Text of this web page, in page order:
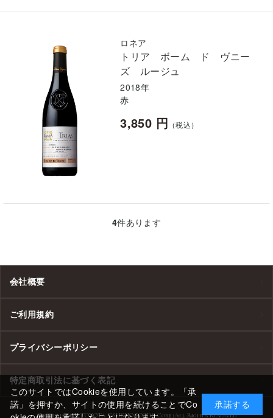
ロネア
トリア ボーム ド ヴニー
ズ ルージュ
2018年
赤
3,850 円 （税込）
4件あります
会社概要
ご利用規約
プライバシーポリシー
特定商取引法に基づく表記
Copyright (C) TOYOTA TSUSHO FOODS Corp. All Rights Reserved
このサイトではCookieを使用しています。「承
諾」を押すか、サイトの使用を続けることでCo
承諾する